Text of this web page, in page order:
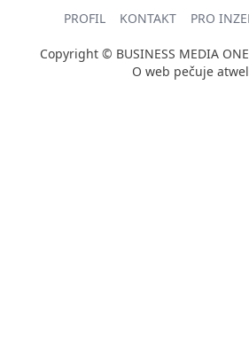
PROFIL KONTAKT PRO
Copyright © BUSINESS MEDIA